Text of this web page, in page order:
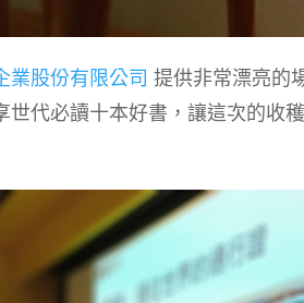
業股份有限公司提供非常漂亮的
世代必讀十本好書，讓這次的收